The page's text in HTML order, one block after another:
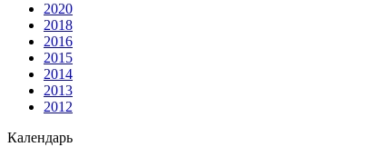
2020
2018
2016
2015
2014
2013
2012
Календарь